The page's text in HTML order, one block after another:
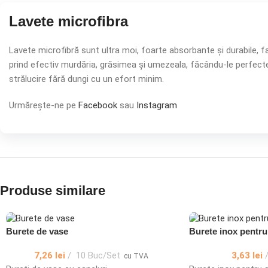
Lavete microfibra
Lavete microfibră sunt ultra moi, foarte absorbante și durabile,
prind efectiv murdăria, grăsimea și umezeala, făcându-le
strălucire fără dungi cu un efort minim.
Urmărește-ne pe Facebook sau Instagram
Produse similare
Burete de vase
7,26 lei 10 Buc/Set cu TVA
Burete inox
3,63 lei